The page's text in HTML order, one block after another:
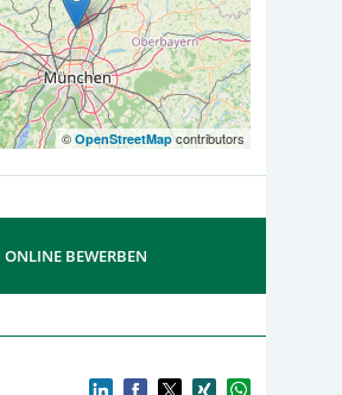
© OpenStreetMapcontributors
ONLINE BEWERBEN